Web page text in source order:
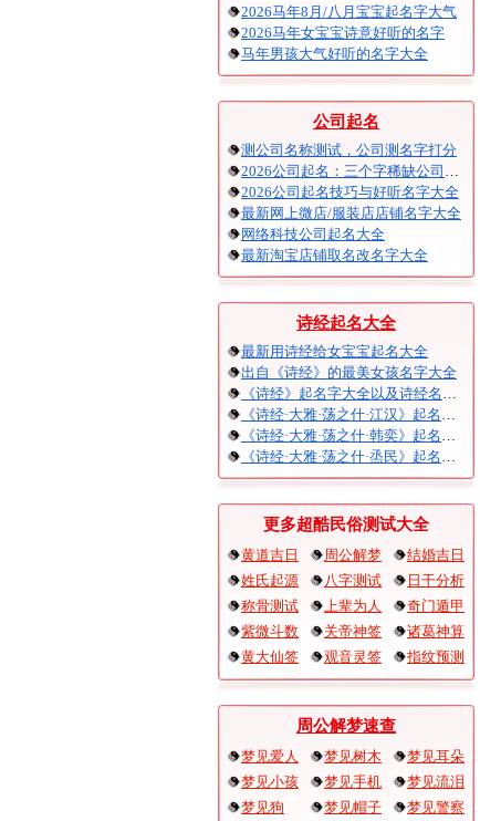
2026马年8月/八月宝宝起名字大气
2026马年女宝宝诗意好听的名字
马年男孩大气好听的名字大全
公司起名
测公司名称测试，公司测名字打分
2026公司起名：三个字稀缺公司名大全
2026公司起名技巧与好听名字大全
最新网上微店/服装店店铺名字大全
网络科技公司起名大全
最新淘宝店铺取名改名字大全
诗经起名大全
最新用诗经给女宝宝起名大全
出自《诗经》的最美女孩名字大全
《诗经》起名字大全以及诗经名句赏析
《诗经·大雅·荡之什·江汉》起名大全以及赏析
《诗经·大雅·荡之什·韩奕》起名大全以及赏析
《诗经·大雅·荡之什·烝民》起名大全以及赏析
更多超酷民俗测试大全
黄道吉日 周公解梦
结婚吉日
姓氏起源
八字测试
日干分析
称骨测试
上辈为人
奇门遁甲
紫微斗数
关帝神签
诸葛神算
黄大仙签
观音灵签 指纹预测
周公解梦速查
梦见爱人 梦见树木
梦见耳朵
梦见小孩
梦见手机
梦见流泪
梦见狗
梦见帽子 梦见警察